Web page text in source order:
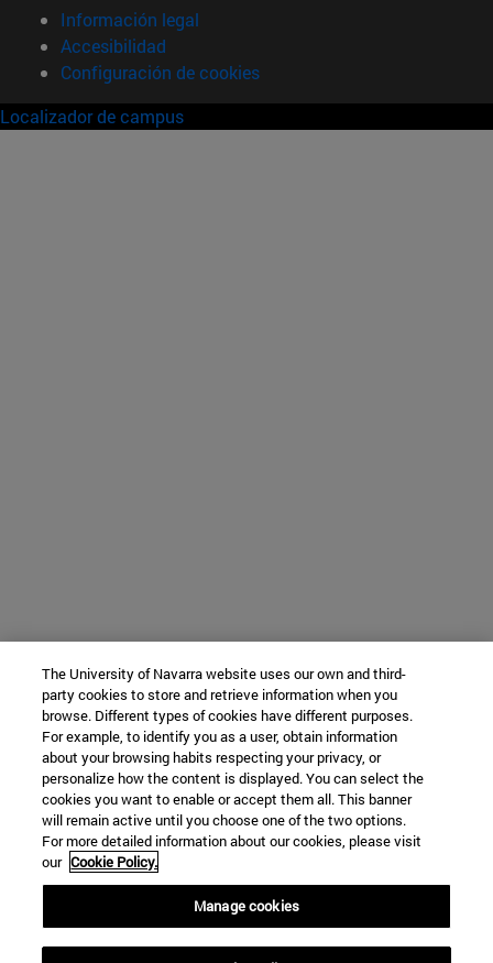
Información legal
Accesibilidad
Configuración de cookies
Localizador de campus
The University of Navarra website uses our own and third-
party cookies to store and retrieve information when you
browse. Different types of cookies have different purposes.
For example, to identify you as a user, obtain information
about your browsing habits respecting your privacy, or
personalize how the content is displayed. You can select the
cookies you want to enable or accept them all. This banner
will remain active until you choose one of the two options.
For more detailed information about our cookies, please visit
our Cookie Policy.
Manage cookies